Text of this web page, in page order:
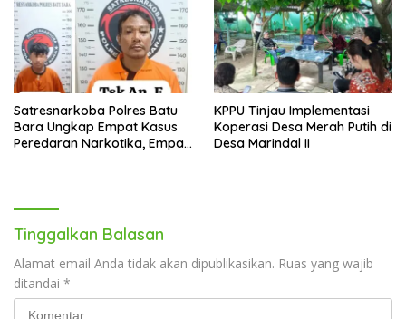
Satresnarkoba Polres Batu
Bara Ungkap Empat Kasus
Peredaran Narkotika, Empat
KPPU Tinjau Implementasi
Koperasi Desa Merah Putih di
Desa Marindal II
Tinggalkan Balasan
Alamat email Anda tidak akan dipublikasikan. Ruas yang wajib
ditandai *